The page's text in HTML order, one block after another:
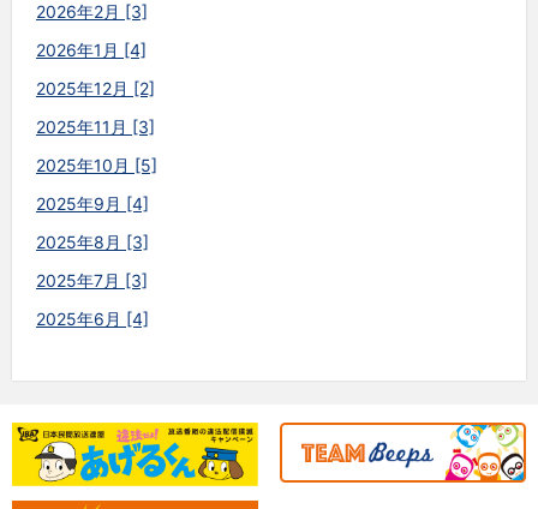
2026年2月 [3]
2026年1月 [4]
2025年12月 [2]
2025年11月 [3]
2025年10月 [5]
2025年9月 [4]
2025年8月 [3]
2025年7月 [3]
2025年6月 [4]